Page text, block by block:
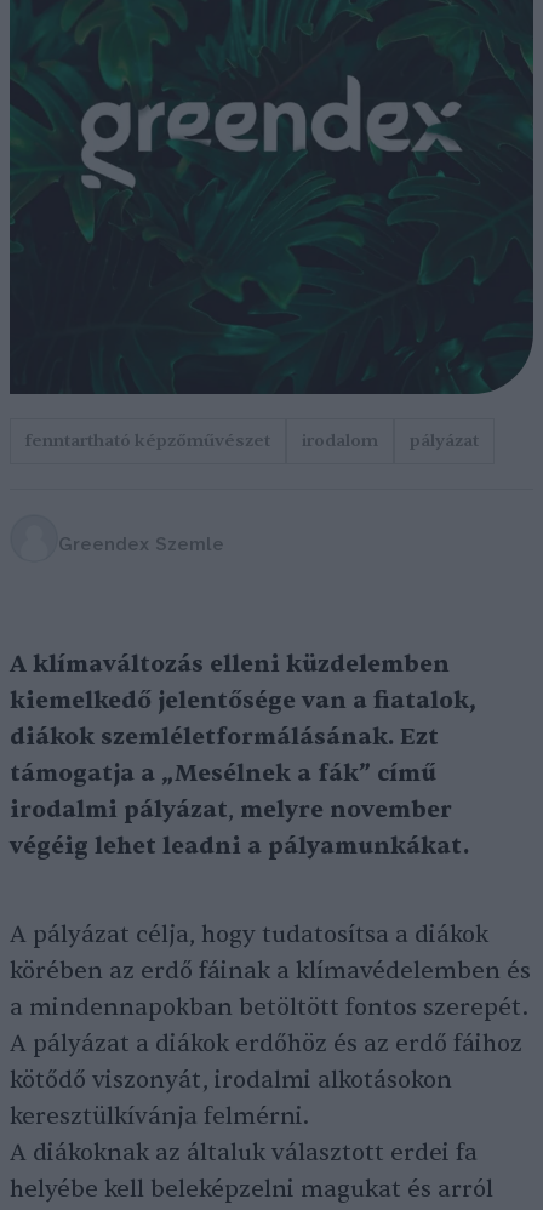
fenntartható képzőművészet irodalom pályázat
Greendex Szemle
A klímaváltozás elleni küzdelemben
kiemelkedő jelentősége van a fiatalok,
diákok szemléletformálásának. Ezt
támogatja a „Mesélnek a fák” című
irodalmi pályázat, melyre november
végéig lehet leadni a pályamunkákat.
A pályázat célja, hogy tudatosítsa a diákok
körében az erdő fáinak a klímavédelemben és
a mindennapokban betöltött fontos szerepét.
A pályázat a diákok erdőhöz és az erdő fáihoz
kötődő viszonyát, irodalmi alkotásokon
keresztülkívánja felmérni.
A diákoknak az általuk választott erdei fa
helyébe kell beleképzelni magukat és arról